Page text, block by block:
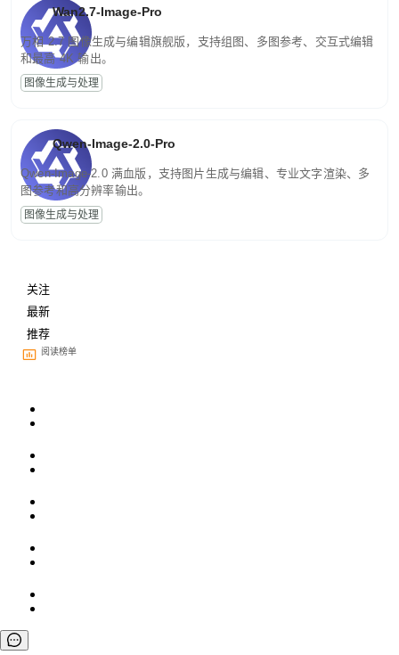
Wan2.7-Image-Pro
万相 2.7 图像生成与编辑旗舰版，支持组图、多图参考、交互式编辑
和最高 4K 输出。
图像生成与处理
Qwen-Image-2.0-Pro
Qwen-Image-2.0 满血版，支持图片生成与编辑、专业文字渲染、多
图参考和高分辨率输出。
图像生成与处理
关注
最新
推荐
阅读榜单